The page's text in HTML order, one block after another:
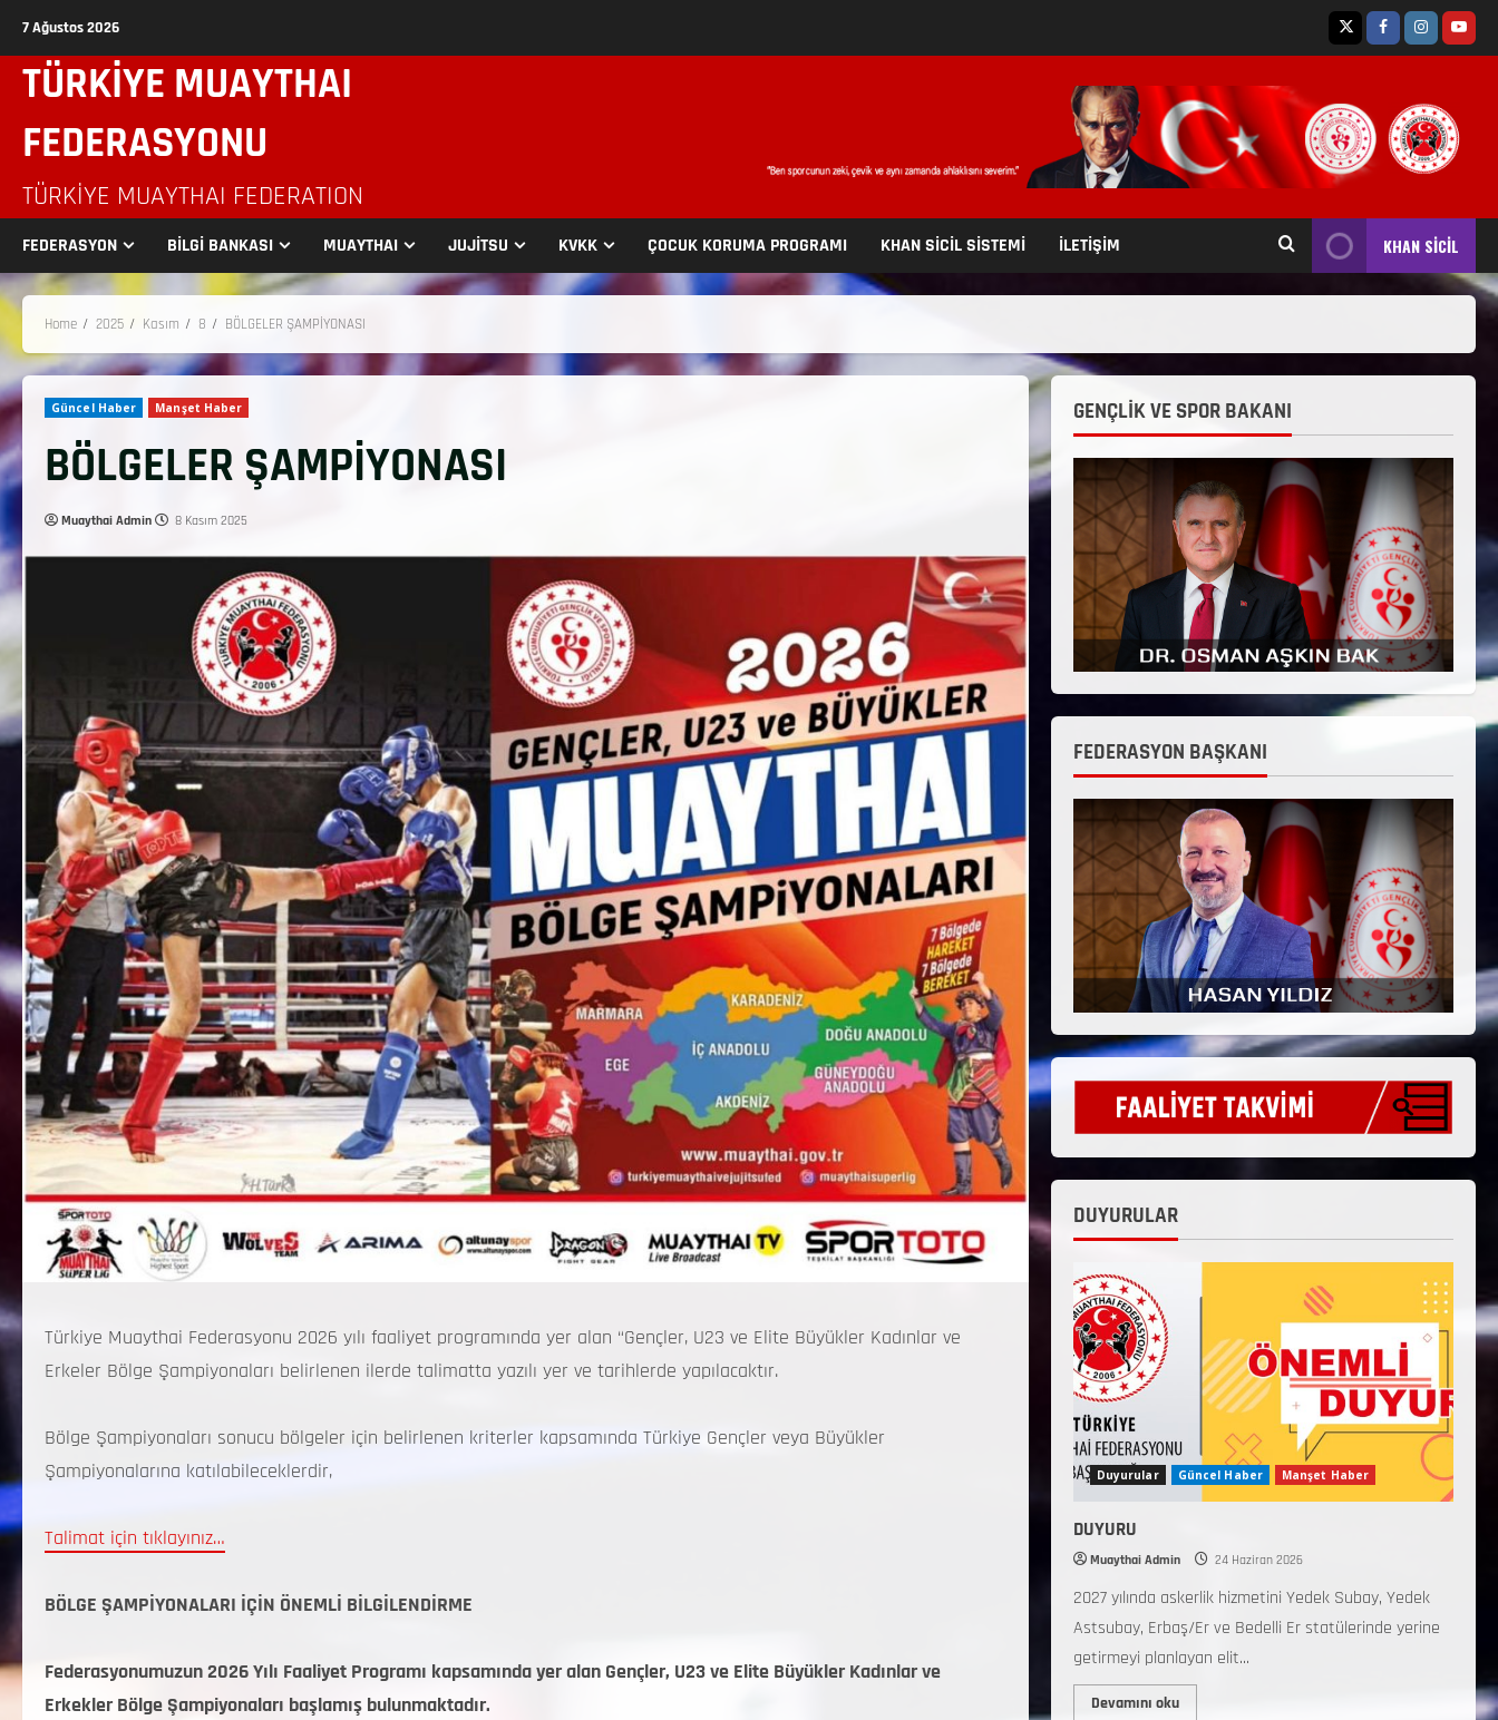
7 Ağustos 2026
TÜRKİYE MUAYTHAI
FEDERASYONU
TÜRKIYE MUAYTHAI FEDERATION
FEDERASYON BİLGİ BANKASI MUAYTHAI JUJİTSU KVKK ÇOCUK KORUMA PROGRAMI KHAN SİCİL SİSTEMİ İLETİŞİM KHAN SİCİL
Home 2025 Kasım 8 BÖLGELER ŞAMPİYONASI
Güncel Haber Manşet Haber
BÖLGELER ŞAMPİYONASI
Muaythai Admin 8 Kasım 2025
Türkiye Muaythai Federasyonu 2026 yılı faaliyet programında yer alan “Gençler, U23 ve Elite Büyükler Kadınlar ve
Erkeler Bölge Şampiyonaları belirlenen ilerde talimatta yazılı yer ve tarihlerde yapılacaktır.
Bölge Şampiyonaları sonucu bölgeler için belirlenen kriterler kapsamında Türkiye Gençler veya Büyükler
Şampiyonalarına katılabileceklerdir,
Talimat için tıklayınız…
BÖLGE ŞAMPİYONALARI İÇİN ÖNEMLİ BİLGİLENDİRME
Federasyonumuzun 2026 Yılı Faaliyet Programı kapsamında yer alan Gençler, U23 ve Elite Büyükler Kadınlar ve
Erkekler Bölge Şampiyonaları başlamış bulunmaktadır.
GENÇLİK VE SPOR BAKANI
FEDERASYON BAŞKANI
DUYURULAR
Duyurular Güncel Haber Manşet Haber
DUYURU
Muaythai Admin 24 Haziran 2026
2027 yılında askerlik hizmetini Yedek Subay, Yedek
Astsubay, Erbaş/Er ve Bedelli Er statülerinde yerine
getirmeyi planlayan elit...
Devamını oku